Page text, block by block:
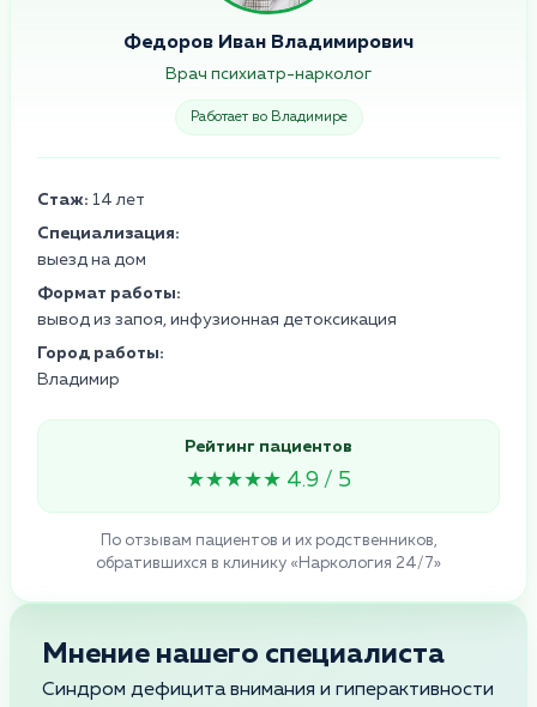
Федоров Иван Владимирович
Врач психиатр-нарколог
Работает во Владимире
Стаж: 14 лет
Специализация:
выезд на дом
Формат работы:
вывод из запоя, инфузионная детоксикация
Город работы:
Владимир
Рейтинг пациентов
★★★★★ 4.9 / 5
По отзывам пациентов и их родственников,
обратившихся в клинику «Наркология 24/7»
Мнение нашего специалиста
Синдром дефицита внимания и гиперактивности